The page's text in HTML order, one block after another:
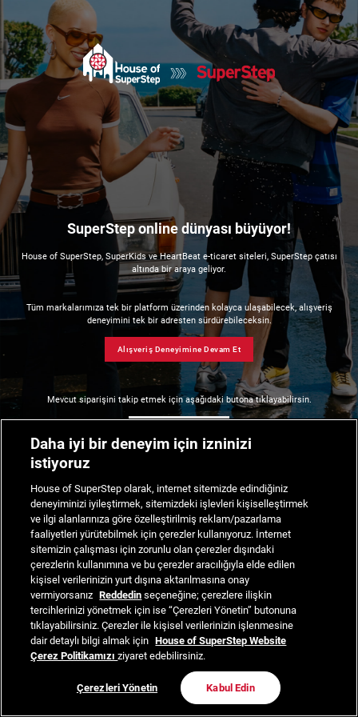
SuperStep online dünyası büyüyor!
House of SuperStep, SuperKids ve HeartBeat e-ticaret siteleri, SuperStep çatısı
altında bir araya geliyor.
Tüm markalarımıza tek bir platform üzerinden kolayca ulaşabilecek, alışveriş
deneyimini tek bir adresten sürdürebileceksin.
Alışveriş Deneyimine Devam Et
Mevcut siparişini takip etmek için aşağıdaki butona tıklayabilirsin.
Daha iyi bir deneyim için izninizi
istiyoruz
House of SuperStep olarak, internet sitemizde edindiğiniz
deneyiminizi iyileştirmek, sitemizdeki işlevleri kişiselleştirmek
ve ilgi alanlarınıza göre özelleştirilmiş reklam/pazarlama
faaliyetleri yürütebilmek için çerezler kullanıyoruz. İnternet
sitemizin çalışması için zorunlu olan çerezler dışındaki
çerezlerin kullanımına ve bu çerezler aracılığıyla elde edilen
kişisel verilerinizin yurt dışına aktarılmasına onay
vermiyorsanız Reddedin seçeneğine; çerezlere ilişkin
tercihlerinizi yönetmek için ise “Çerezleri Yönetin” butonuna
tıklayabilirsiniz. Çerezler ile kişisel verilerinizin işlenmesine
dair detaylı bilgi almak için House of SuperStep Website
Çerez Politikamızıziyaret edebilirsiniz.
Çerezleri Yönetin Kabul Edin